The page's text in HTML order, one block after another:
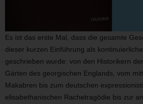
Es ist das erste Mal, dass die gesamte
dieser kurzen Einführung als
geschrieben wurde: von den Historikern
Gärten des georgischen Englands, vom
Makabren bis zum deutschen
elisabethanischen Rachetragödie bis zur